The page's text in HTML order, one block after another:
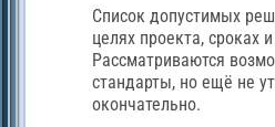
Список допустимых
целях проекта, сроках
Рассматриваются
стандарты, но ещё не
окончательно.